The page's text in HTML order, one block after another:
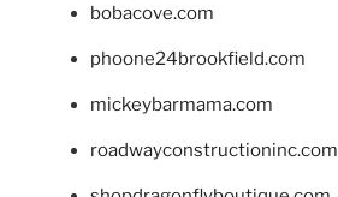
bobacove.com
phoone24brookfield.com
mickeybarmama.com
roadwayconstructioninc.com